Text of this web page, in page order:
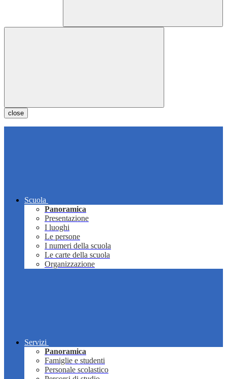
close
Scuola
Panoramica
Presentazione
I luoghi
Le persone
I numeri della scuola
Le carte della scuola
Organizzazione
Servizi
Panoramica
Famiglie e studenti
Personale scolastico